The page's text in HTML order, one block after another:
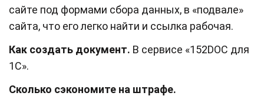
сайте под формами сбора данных, в «подвале»
сайта, что его легко найти и ссылка рабочая.
Как создать документ. В сервисе «152DOC для
1С».
Сколько сэкономите на штрафе.